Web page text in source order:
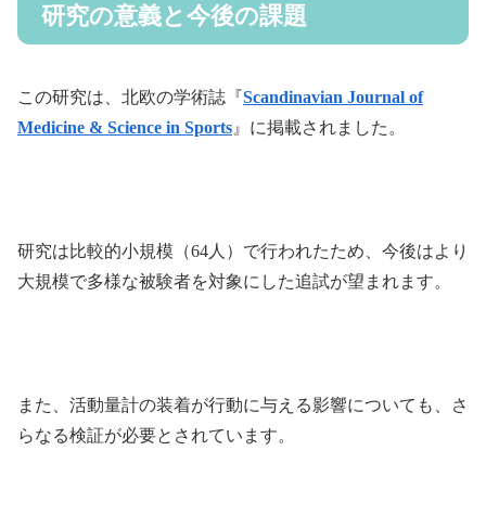
研究の意義と今後の課題
この研究は、北欧の学術誌『Scandinavian Journal of
Medicine & Science in Sports 』に掲載されました。
研究は比較的小規模（64人）で行われたため、今後はより
大規模で多様な被験者を対象にした追試が望まれます。
また、活動量計の装着が行動に与える影響についても、さ
らなる検証が必要とされています。